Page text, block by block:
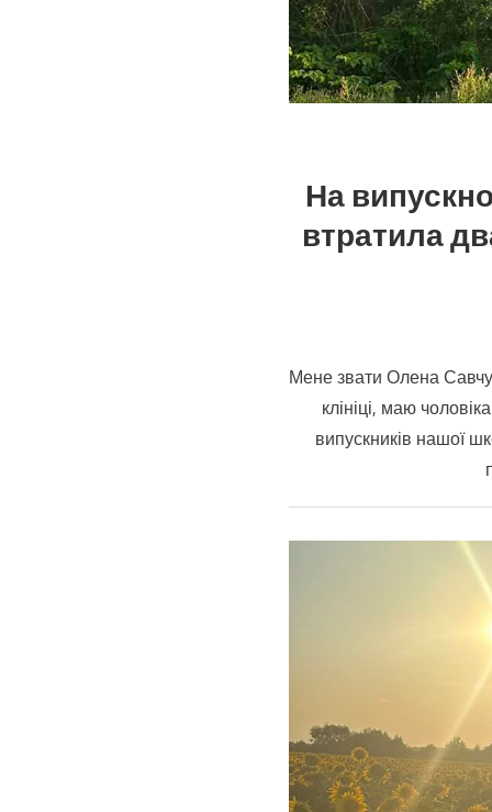
На
втратила
Мене звати Олена
клініці, маю
випускників нашої